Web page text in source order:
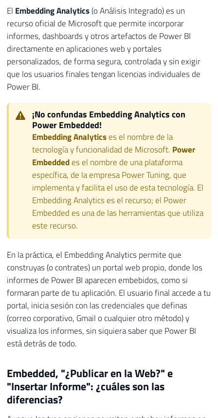
El Embedding Analytics(o Análisis Integrado) es un
recurso oficial de Microsoft que permite incorporar
informes, dashboards y otros artefactos de Power BI
directamente en aplicaciones web y portales
personalizados, de forma segura, controlada y sin exigir
que los usuarios finales tengan licencias individuales de
Power BI.
¡No confundas Embedding Analytics con
Power Embedded!
Embedding Analyticses el nombre de la
tecnología y funcionalidad de Microsoft. Power
Embeddedes el nombre de una plataforma
específica, de la empresa Power Tuning, que
implementa y facilita el uso de esta tecnología. El
Embedding Analytics es el recurso; el Power
Embedded es una de las herramientas que utiliza
este recurso.
En la práctica, el Embedding Analytics permite que
construyas (o contrates) un portal web propio, donde los
informes de Power BI aparecen embebidos, como si
formaran parte de tu aplicación. El usuario final accede a tu
portal, inicia sesión con las credenciales que definas
(correo corporativo, Gmail o cualquier otro método) y
visualiza los informes, sin siquiera saber que Power BI
está detrás de todo.
Embedded, "¿Publicar en la Web?" e
"Insertar Informe": ¿cuáles son las
diferencias?